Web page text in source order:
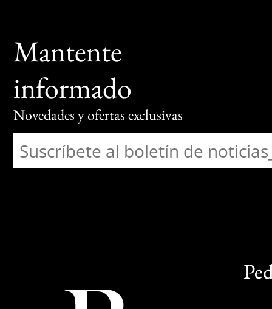
Mantente
informado
Novedades y ofertas exclusivas